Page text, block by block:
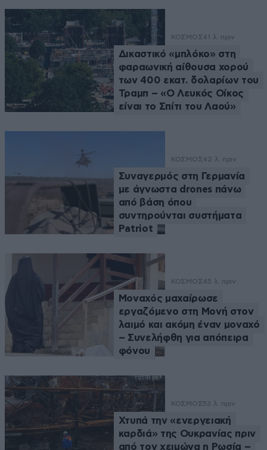
ΚΟΣΜΟΣ41 λ. πριν
Δικαστικό «μπλόκο» στη
φαραωνική αίθουσα χορού
των 400 εκατ. δολαρίων του
Τραμπ – «Ο Λευκός Οίκος
είναι το Σπίτι του Λαού»
ΚΟΣΜΟΣ42 λ. πριν
Συναγερμός στη Γερμανία
με άγνωστα drones πάνω
από βάση όπου
συντηρούνται συστήματα
Patriot
ΚΟΣΜΟΣ45 λ. πριν
Μοναχός μαχαίρωσε
εργαζόμενο στη Μονή στον
λαιμό και ακόμη έναν μοναχό
– Συνελήφθη για απόπειρα
φόνου
ΚΟΣΜΟΣ53 λ. πριν
Χτυπά την «ενεργειακή
καρδιά» της Ουκρανίας πριν
από τον χειμώνα η Ρωσία –